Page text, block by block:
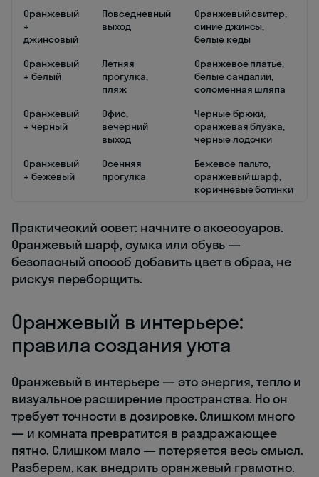
Оранжевый
+
джинсовый
Повседневный
выход
Оранжевый свитер,
синие джинсы,
белые кеды
Оранжевый
+ белый
Летняя
прогулка,
пляж
Оранжевое платье,
белые сандалии,
соломенная шляпа
Оранжевый
+ черный
Офис,
вечерний
выход
Черные брюки,
оранжевая блузка,
черные лодочки
Оранжевый
+ бежевый
Осенняя
прогулка
Бежевое пальто,
оранжевый шарф,
коричневые ботинки
Практический совет: начните с аксессуаров.
Оранжевый шарф, сумка или обувь —
безопасный способ добавить цвет в образ, не
рискуя переборщить.
Оранжевый в интерьере:
правила создания уюта
Оранжевый в интерьере — это энергия, тепло и
визуальное расширение пространства. Но он
требует точности в дозировке. Слишком много
— и комната превратится в раздражающее
пятно. Слишком мало — потеряется весь смысл.
Разберем, как внедрить оранжевый грамотно.